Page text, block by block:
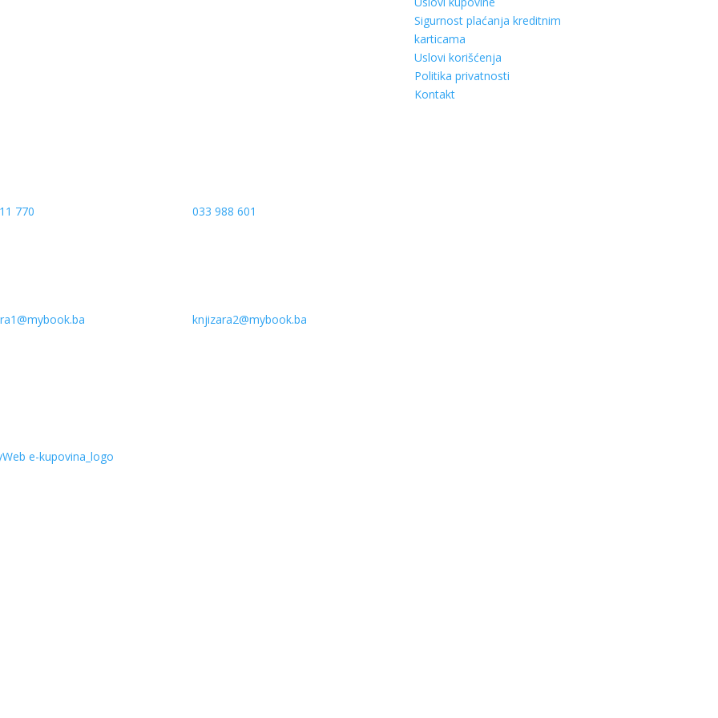
770 033 988 601
knjizara2@mybook.ba
Sigurnost plaćanja kreditnim
karticama
Uslovi korišćenja
Politika privatnosti
Kontakt